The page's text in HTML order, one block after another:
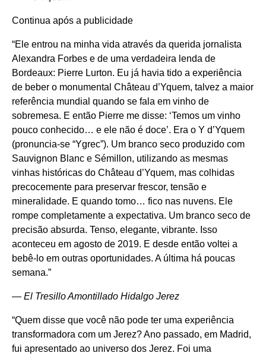
Continua após a publicidade
“Ele entrou na minha vida através da querida jornalista
Alexandra Forbes e de uma verdadeira lenda de
Bordeaux: Pierre Lurton. Eu já havia tido a experiência
de beber o monumental Château d’Yquem, talvez a maior
referência mundial quando se fala em vinho de
sobremesa. E então Pierre me disse: ‘Temos um vinho
pouco conhecido… e ele não é doce’. Era o Y d’Yquem
(pronuncia-se “Ygrec”). Um branco seco produzido com
Sauvignon Blanc e Sémillon, utilizando as mesmas
vinhas históricas do Château d’Yquem, mas colhidas
precocemente para preservar frescor, tensão e
mineralidade. E quando tomo… fico nas nuvens. Ele
rompe completamente a expectativa. Um branco seco de
precisão absurda. Tenso, elegante, vibrante. Isso
aconteceu em agosto de 2019. E desde então voltei a
bebê-lo em outras oportunidades. A última há poucas
semana.”
— El Tresillo Amontillado Hidalgo Jerez
“Quem disse que você não pode ter uma experiência
transformadora com um Jerez? Ano passado, em Madrid,
fui apresentado ao universo dos Jerez. Foi uma